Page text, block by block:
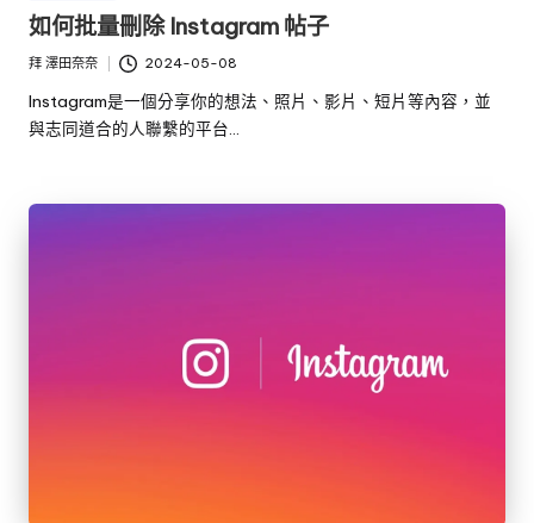
佈
於
如何批量刪除 Instagram 帖子
發
者
拜 澤田奈奈 2024-05-08
Instagram是一個分享你的想法、照片、影片、短片等內容，並
與志同道合的人聯繫的平台…